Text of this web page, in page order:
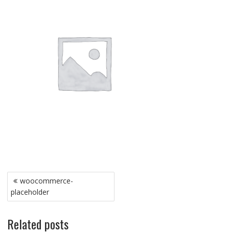
Навигация
по
записям
woocommerce-
placeholder
Related posts